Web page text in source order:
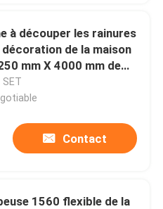
à découper les rainures
de la maison
mm X 4000 mm de
SET
Contact
1560 flexible de la